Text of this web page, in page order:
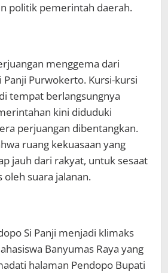
politik pemerintah daerah.
menggema dari
Panji Purwokerto. Kursi-kursi
tempat berlangsungnya
kini diduduki
perjuangan dibentangkan.
ruang kekuasaan yang
jauh dari rakyat, untuk sesaat
suara jalanan.
Si Panji menjadi klimaks
Banyumas Raya yang
halaman Pendopo Bupati